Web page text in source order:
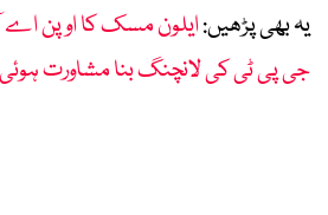
یہ بھی پڑھیں:ایلون مسک کا اوپن
جی پی ٹی کی لانچنگ بنا مشاورت